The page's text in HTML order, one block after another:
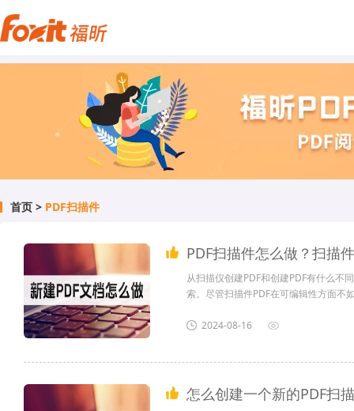
首页 > PDF扫描件
PDF扫描件怎么做？扫描
从扫描仪创建PDF和创建PDF有什么不
索。尽管扫描件PDF在可编辑性方面不
起来看看如何创建新的扫描件PDF文件
2024-08-16
怎么创建一个新的PDF扫